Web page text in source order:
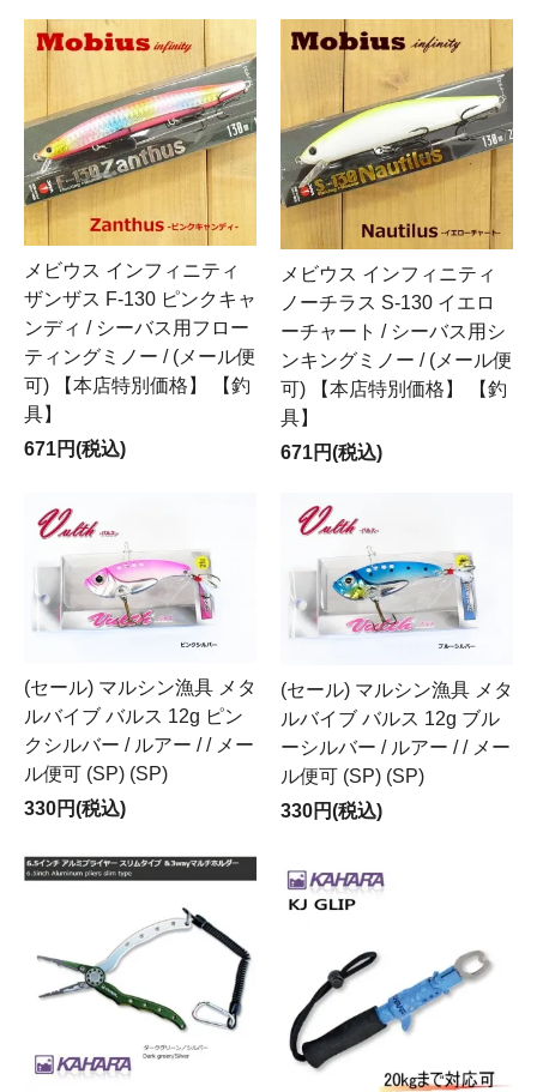
メビウス インフィニティ
ザンザス F-130 ピンクキャ
ンディ / シーバス用フロー
ティングミノー / (メール便
可) 【本店特別価格】 【釣
具】
671円(税込)
メビウス インフィニティ
ノーチラス S-130 イエロ
ーチャート / シーバス用シ
ンキングミノー / (メール便
可) 【本店特別価格】 【釣
具】
671円(税込)
(セール) マルシン漁具 メタ
ルバイブ バルス 12g ピン
クシルバー / ルアー / / メー
ル便可 (SP) (SP)
330円(税込)
(セール) マルシン漁具 メタ
ルバイブ バルス 12g ブル
ーシルバー / ルアー / / メー
ル便可 (SP) (SP)
330円(税込)